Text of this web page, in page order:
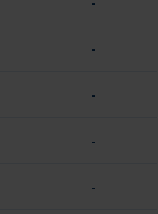
-
-
-
-